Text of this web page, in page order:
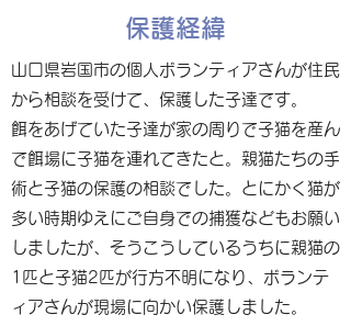
保護経緯
山口県岩国市の個人ボランティアさんが住民
から相談を受けて、保護した子達です。
餌をあげていた子達が家の周りで子猫を産ん
で餌場に子猫を連れてきたと。親猫たちの手
術と子猫の保護の相談でした。とにかく猫が
多い時期ゆえにご自身での捕獲などもお願い
しましたが、そうこうしているうちに親猫の
1匹と子猫2匹が行方不明になり、ボランテ
ィアさんが現場に向かい保護しました。